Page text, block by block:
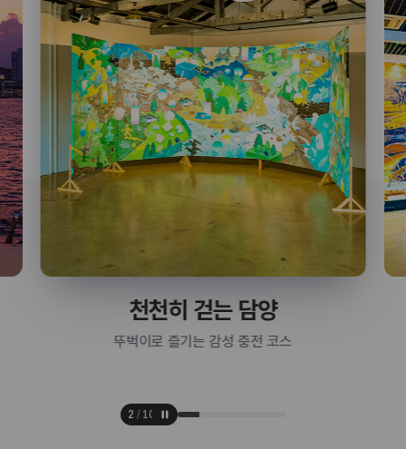
천천히 걷는 담양
뚜벅이로 즐기는 감성 충전 코스
2 / 10